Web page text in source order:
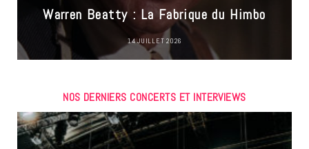
Warren Beatty : La Fabrique du Himbo
14 JUILLET 2026
NOS DERNIERS CONCERTS ET INTERVIEWS